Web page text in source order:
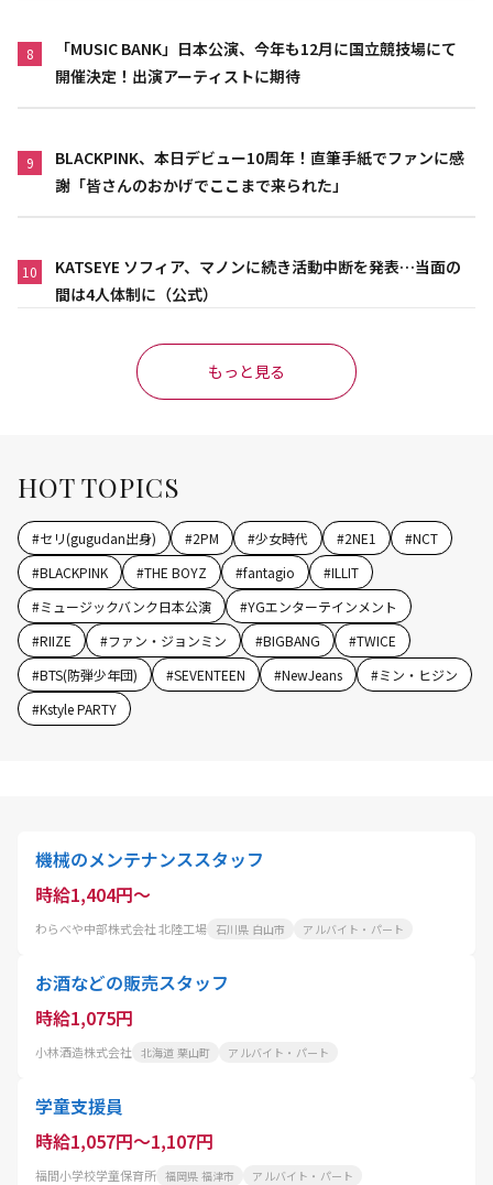
8
「MUSIC BANK」日本公演、今年も12月に国立競技場にて
開催決定！出演アーティストに期待
9
BLACKPINK、本日デビュー10周年！直筆手紙でファンに感
謝「皆さんのおかげでここまで来られた」
10
KATSEYE ソフィア、マノンに続き活動中断を発表…当面の
間は4人体制に（公式）
もっと見る
HOT TOPICS
#セリ(gugudan出身) #2PM #少女時代 #2NE1 #NCT
#BLACKPINK #THE BOYZ #fantagio #ILLIT
#ミュージックバンク日本公演 #YGエンターテインメント
#RIIZE #ファン・ジョンミン #BIGBANG #TWICE
#BTS(防弾少年団) #SEVENTEEN #NewJeans #ミン・ヒジン
#Kstyle PARTY
機械のメンテナンススタッフ
時給1,404円～
わらべや中部株式会社 北陸工場 石川県 白山市 アルバイト・パート
お酒などの販売スタッフ
時給1,075円
小林酒造株式会社 北海道 栗山町 アルバイト・パート
学童支援員
時給1,057円～1,107円
福間小学校学童保育所 福岡県 福津市 アルバイト・パート